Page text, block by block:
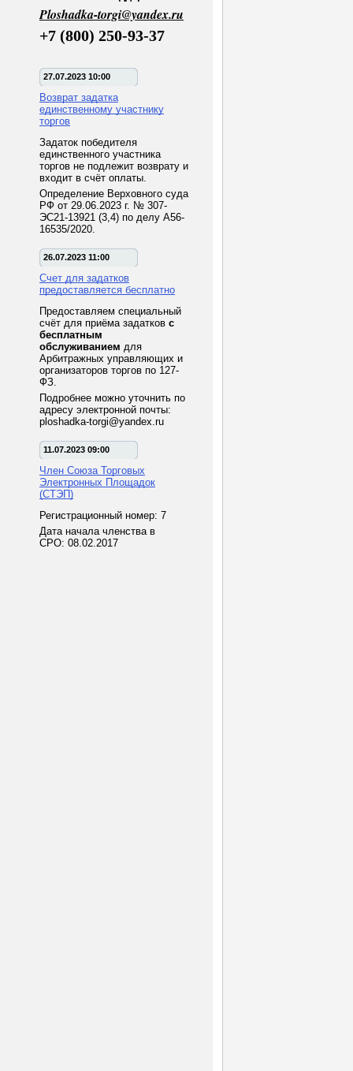
Ploshadka-torgi@yandex.ru
+7 (800) 250-93-37
27.07.2023 10:00
Возврат задатка
единственному участнику
торгов
Задаток победителя
единственного участника
торгов не подлежит возврату и
входит в счёт оплаты.
Определение Верховного суда
РФ от 29.06.2023 г. № 307-
ЭС21-13921 (3,4) по делу А56-
16535/2020.
26.07.2023 11:00
Счет для задатков
предоставляется бесплатно
Предоставляем специальный
счёт для приёма задатков с
бесплатным
обслуживанием для
Арбитражных управляющих и
организаторов торгов по 127-
ФЗ.
Подробнее можно уточнить по
адресу электронной почты:
ploshadka-torgi@yandex.ru
11.07.2023 09:00
Член Союза Торговых
Электронных Площадок
(СТЭП)
Регистрационный номер: 7
Дата начала членства в
СРО: 08.02.2017